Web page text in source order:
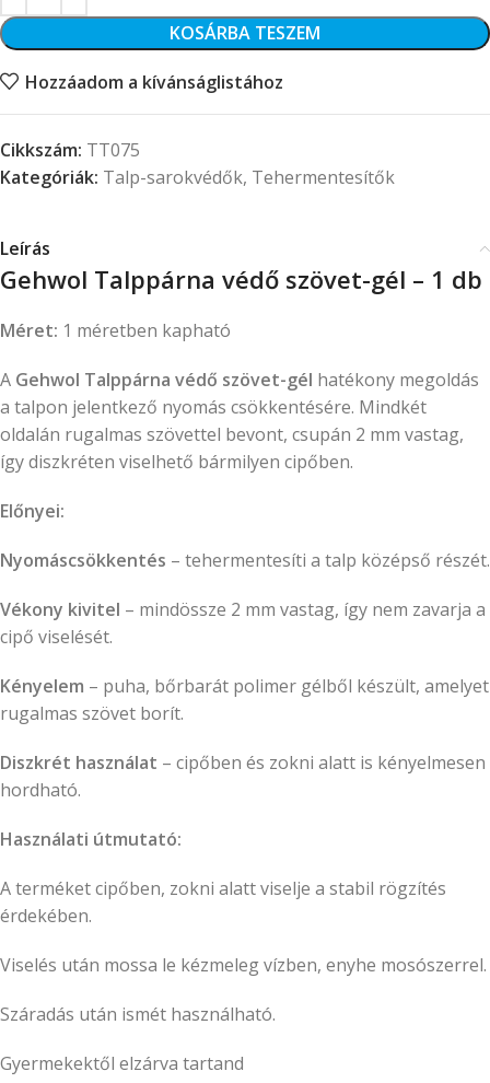
KOSÁRBA TESZEM
Hozzáadom a kívánságlistához
Cikkszám: TT075
Kategóriák: Talp-sarokvédők, Tehermentesítők
Leírás
Gehwol Talppárna védő szövet-gél – 1 db
Méret: 1 méretben kapható
A Gehwol Talppárna védő szövet-gél hatékony megoldás
a talpon jelentkező nyomás csökkentésére. Mindkét
oldalán rugalmas szövettel bevont, csupán 2 mm vastag,
így diszkréten viselhető bármilyen cipőben.
Előnyei:
Nyomáscsökkentés – tehermentesíti a talp középső részét.
Vékony kivitel – mindössze 2 mm vastag, így nem zavarja a
cipő viselését.
Kényelem – puha, bőrbarát polimer gélből készült, amelyet
rugalmas szövet borít.
Diszkrét használat – cipőben és zokni alatt is kényelmesen
hordható.
Használati útmutató:
A terméket cipőben, zokni alatt viselje a stabil rögzítés
érdekében.
Viselés után mossa le kézmeleg vízben, enyhe mosószerrel.
Száradás után ismét használható.
Gyermekektől elzárva tartand